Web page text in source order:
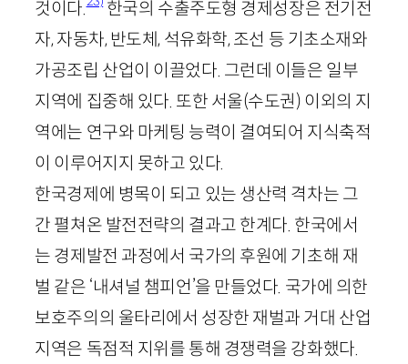
것이다.
한국의 수출주도형 경제성장은 전기전
자, 자동차, 반도체, 석유화학, 조선 등 기초소재와
가공조립 산업이 이끌었다. 그런데 이들은 일부
지역에 집중해 있다. 또한 서울(수도권) 이외의 지
역에는 연구와 마케팅 능력이 결여되어 지식축적
이 이루어지지 못하고 있다.
한국경제에 병목이 되고 있는 생산력 격차는 그
간 펼쳐온 발전전략의 결과고 한계다. 한국에서
는 경제발전 과정에서 국가의 후원에 기초해 재
벌 같은 ‘내셔널 챔피언’을 만들었다. 국가에 의한
보호주의의 울타리에서 성장한 재벌과 거대 산업
지역은 독점적 지위를 통해 경쟁력을 강화했다.